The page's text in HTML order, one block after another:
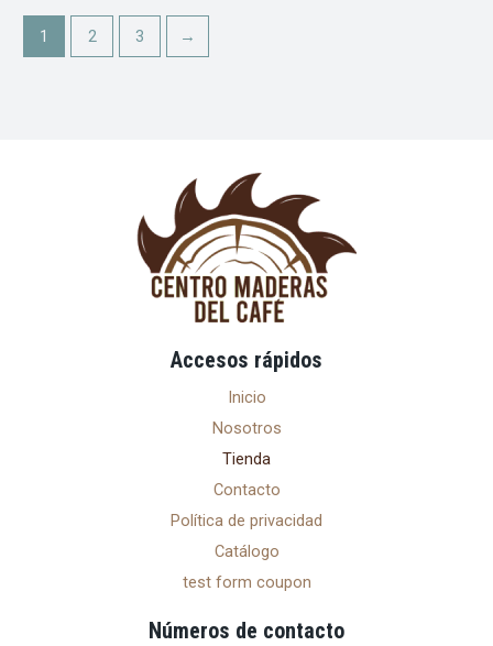
1 2 3 →
Accesos rápidos
Inicio
Nosotros
Tienda
Contacto
Política de privacidad
Catálogo
test form coupon
Números de contacto